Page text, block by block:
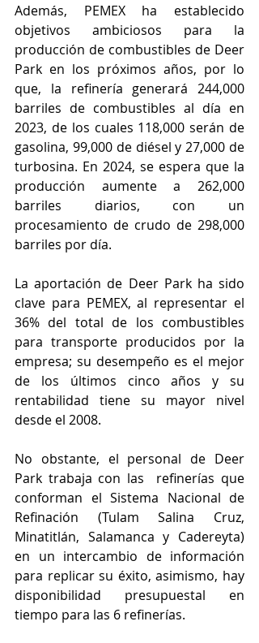
Además, PEMEX ha establecido
objetivos ambiciosos para la
producción de combustibles de Deer
Park en los próximos años, por lo
que, la refinería generará 244,000
barriles de combustibles al día en
2023, de los cuales 118,000 serán de
gasolina, 99,000 de diésel y 27,000 de
turbosina. En 2024, se espera que la
producción aumente a 262,000
barriles diarios, con un
procesamiento de crudo de 298,000
barriles por día.
La aportación de Deer Park ha sido
clave para PEMEX, al representar el
36% del total de los combustibles
para transporte producidos por la
empresa; su desempeño es el mejor
de los últimos cinco años y su
rentabilidad tiene su mayor nivel
desde el 2008.
No obstante, el personal de Deer
Park trabaja con las  refinerías que
conforman el Sistema Nacional de
Refinación (Tulam Salina Cruz,
Minatitlán, Salamanca y Cadereyta)
en un intercambio de información
para replicar su éxito, asimismo, hay
disponibilidad presupuestal en
tiempo para las 6 refinerías.